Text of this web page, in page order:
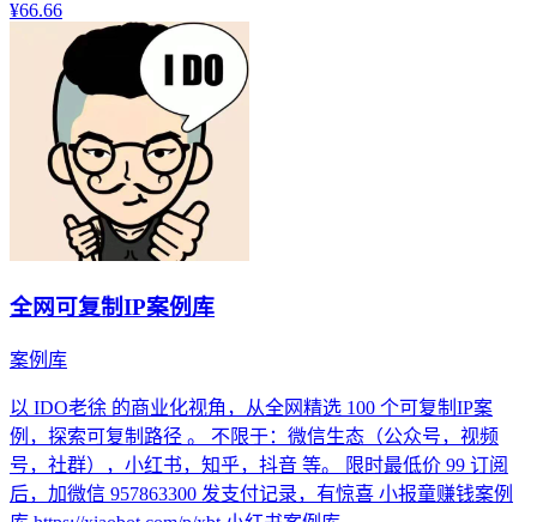
¥66.66
全网可复制IP案例库
案例库
以 IDO老徐 的商业化视角，从全网精选 100 个可复制IP案
例，探索可复制路径 。 不限于：微信生态（公众号，视频
号，社群），小红书，知乎，抖音 等。 限时最低价 99 订阅
后，加微信 957863300 发支付记录，有惊喜 小报童赚钱案例